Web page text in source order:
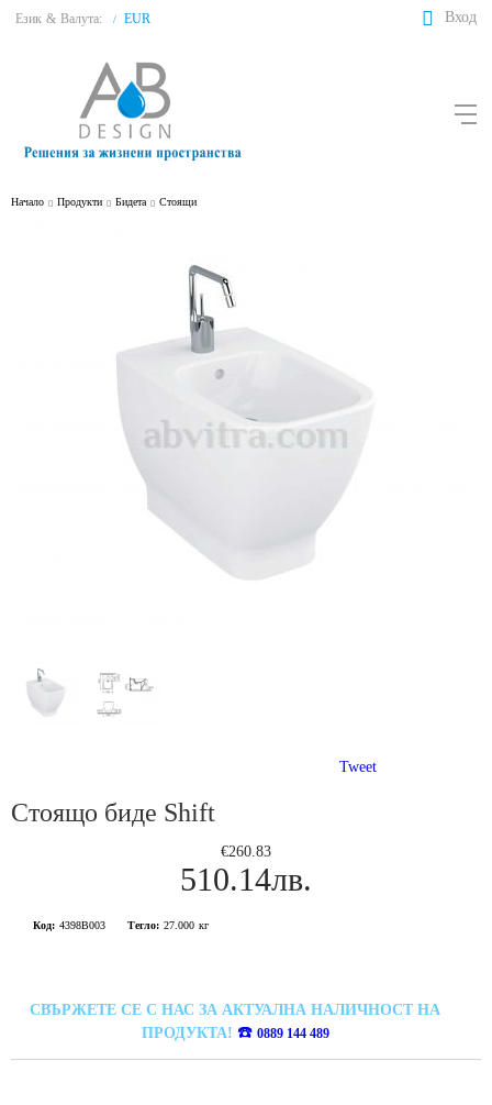
Език & Валута: / EUR Вход
Начало Продукти Бидета Стоящи
Tweet
Стоящо биде Shift
€260.83
510.14лв.
Код: 4398B003 Тегло: 27.000 кг
СВЪРЖЕТЕ СЕ С НАС ЗА АКТУАЛНА НАЛИЧНОСТ НА
ПРОДУКТА! ☎️ 0889 144 489